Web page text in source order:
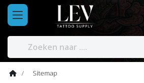
Sitemap